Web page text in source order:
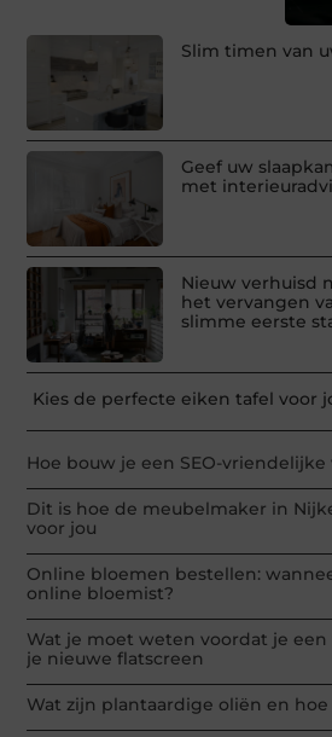
Slim timen van
Geef uw
met
Nieuw verhuisd
het vervangen
slimme eerste
Kies de perfecte eiken tafel voor
Hoe bouw je een SEO-
Dit is hoe de meubelmaker in
voor jou
Online bloemen bestellen:
online bloemist?
Wat je moet weten voordat je
je nieuwe flatscreen
Wat zijn plantaardige oliën en